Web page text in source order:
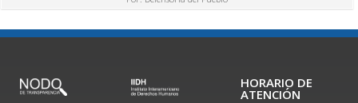
HORARIO DE
ATENCIÓN